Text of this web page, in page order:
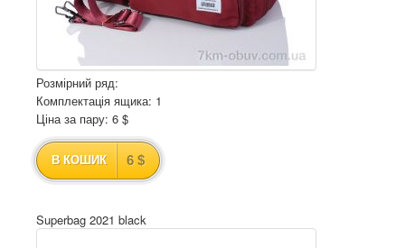
Розмірний ряд:
Комплектація ящика: 1
Ціна за пару: 6 $
В КОШИК 6 $
Superbag 2021 black